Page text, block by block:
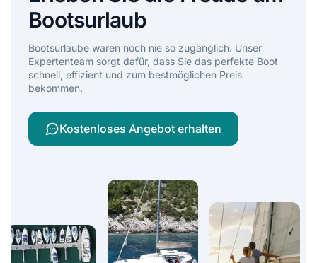
Bootsurlaub
Bootsurlaube waren noch nie so zugänglich. Unser
Expertenteam sorgt dafür, dass Sie das perfekte Boot
schnell, effizient und zum bestmöglichen Preis
bekommen.
Kostenloses Angebot erhalten